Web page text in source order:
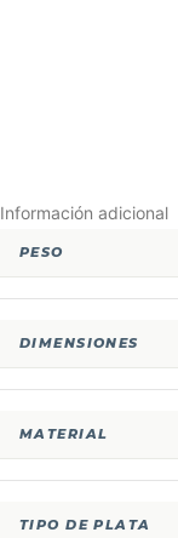
Información adicional
PESO
DIMENSIONES
MATERIAL
TIPO DE PLATA